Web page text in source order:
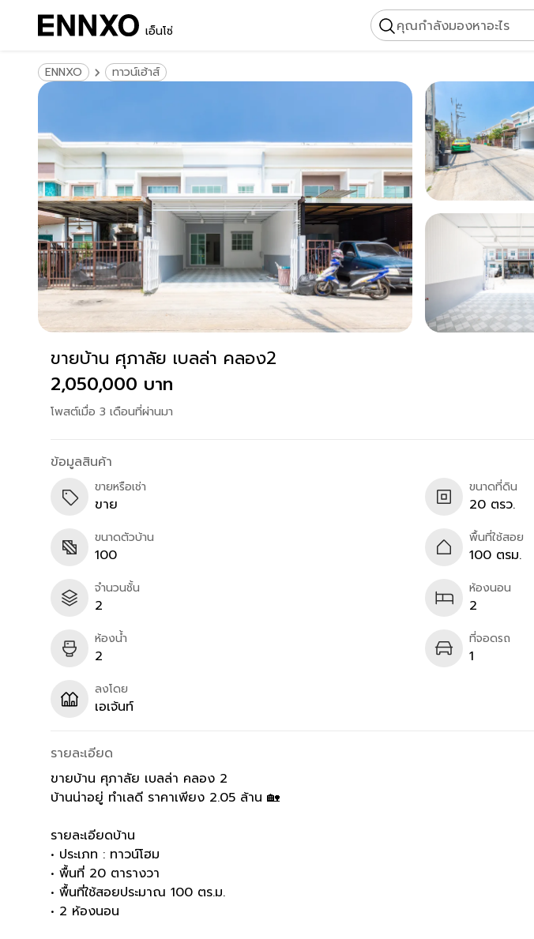
เอ็นโซ่ คุณกำลังมองหาอะไร
ENNXO ทาวน์เฮ้าส์
ขายบ้าน ศุภาลัย เบลล่า คลอง2
2,050,000 บาท
โพสต์เมื่อ 3 เดือนที่ผ่านมา
ข้อมูลสินค้า
ขายหรือเช่า
ขาย
ขนาดที่ดิน
20 ตรว.
ขนาดตัวบ้าน
100
พื้นที่ใช้สอย
100 ตรม.
จำนวนชั้น
2
ห้องนอน
2
ห้องน้ำ
2
ที่จอดรถ
1
ลงโดย
เอเจ้นท์
รายละเอียด
ขายบ้าน ศุภาลัย เบลล่า คลอง 2
บ้านน่าอยู่ ทำเลดี ราคาเพียง 2.05 ล้าน 🏡
รายละเอียดบ้าน
• ประเภท : ทาวน์โฮม
• พื้นที่ 20 ตารางวา
• พื้นที่ใช้สอยประมาณ 100 ตร.ม.
• 2 ห้องนอน